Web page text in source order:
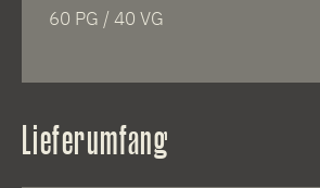
60 PG / 40 VG
Lieferumfang